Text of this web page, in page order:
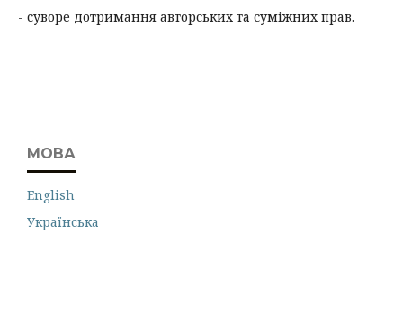
- суворе дотримання авторських та суміжних прав.
МОВА
English
Українська